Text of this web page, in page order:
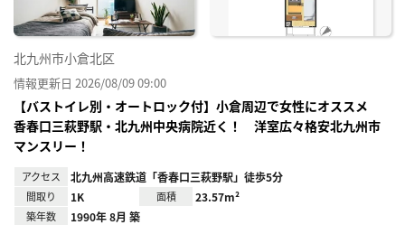
北九州市小倉北区
情報更新日 2026/08/09 09:00
【バストイレ別・オートロック付】小倉周辺で女性にオススメ
香春口三萩野駅・北九州中央病院近く！ 洋室広々格安北九州市
マンスリー！
アクセス 北九州高速鉄道「香春口三萩野駅」徒歩5分
間取り 1K 面積 23.57m²
築年数 1990年 8月 築